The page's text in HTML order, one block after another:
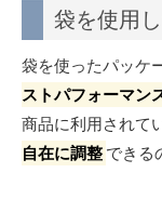
袋を使用
袋を使ったパッケ
ストパフォーマン
商品に利用されて
自在に調整 できる